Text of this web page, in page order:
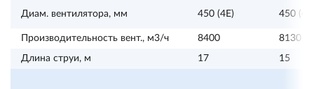
Диам. вентилятора, мм 450 (4E) 450
Производительность вент., м3/ч 8400 8130
Длина струи, м 17 15